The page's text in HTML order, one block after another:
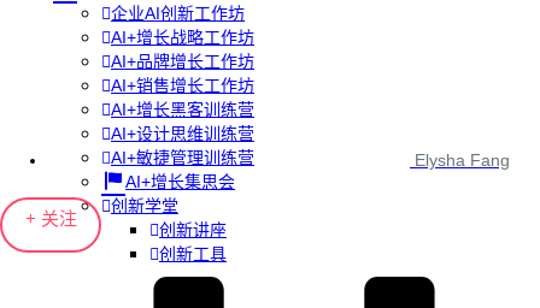
企业AI创新工作坊
AI+增长战略工作坊
AI+品牌增长工作坊
AI+销售增长工作坊
AI+增长黑客训练营
AI+设计思维训练营
AI+敏捷管理训练营
AI+增长集思会
创新学堂
创新讲座
创新工具
Elysha Fang
+ 关注